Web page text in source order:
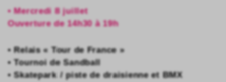
• Mercredi 8 juillet
Ouverture de 14h30 à 19h
• Relais « Tour de France »
• Tournoi de Sandball
• Skatepark / piste de draisienne et BMX